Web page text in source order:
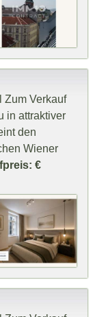
Zum Verkauf
in attraktiver
den
Wiener
€